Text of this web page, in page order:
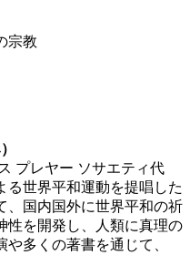
宗教
プレヤー ソサエティ代
る世界平和運動を提唱した
、国内国外に世界平和の祈
性を開発し、人類に真理の
多くの著書を通じて、